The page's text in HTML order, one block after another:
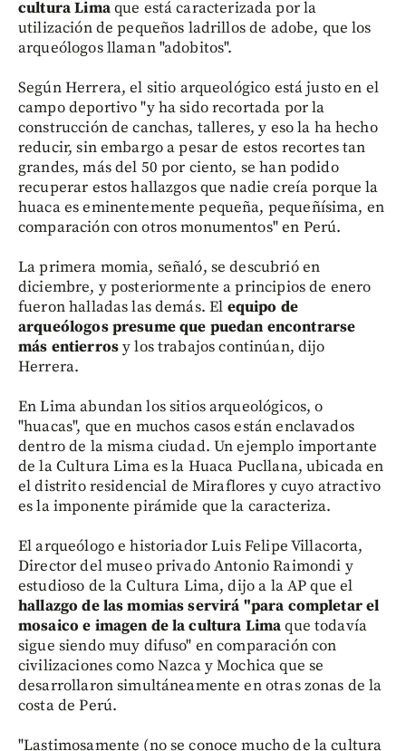
cultura Limaque está caracterizada por la
utilización de pequeños ladrillos de adobe, que los
arqueólogos llaman "adobitos".
Según Herrera, el sitio arqueológico está justo en el
campo deportivo "y ha sido recortada por la
construcción de canchas, talleres, y eso la ha hecho
reducir, sin embargo a pesar de estos recortes tan
grandes, más del 50 por ciento, se han podido
recuperar estos hallazgos que nadie creía porque la
huaca es eminentemente pequeña, pequeñísima, en
comparación con otros monumentos" en Perú.
La primera momia, señaló, se descubrió en
diciembre, y posteriormente a principios de enero
fueron halladas las demás. El equipo de
arqueólogos presume que puedan encontrarse
más entierrosy los trabajos continúan, dijo
Herrera.
En Lima abundan los sitios arqueológicos, o
"huacas", que en muchos casos están enclavados
dentro de la misma ciudad. Un ejemplo importante
de la Cultura Lima es la Huaca Pucllana, ubicada en
el distrito residencial de Miraflores y cuyo atractivo
es la imponente pirámide que la caracteriza.
El arqueólogo e historiador Luis Felipe Villacorta,
Director del museo privado Antonio Raimondi y
estudioso de la Cultura Lima, dijo a la AP que el
hallazgo de las momias servirá "para completar el
mosaico e imagen de la cultura Limaque todavía
sigue siendo muy difuso" en comparación con
civilizaciones como Nazca y Mochica que se
desarrollaron simultáneamente en otras zonas de la
costa de Perú.
"Lastimosamente (no se conoce mucho de la cultura